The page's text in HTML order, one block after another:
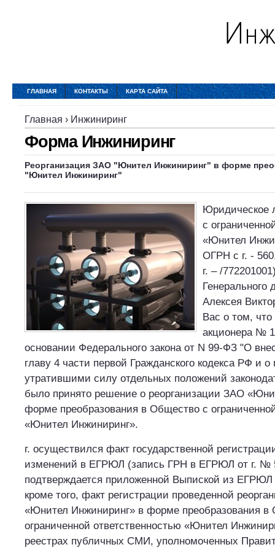
ГЛАВНАЯ КОНТАКТЫ КАРТА САЙТА
Главная › Инжиниринг
Форма Инжиниринг
Реорганизация ЗАО "Юнител Инжиниринг" в форме
"Юнител Инжиниринг"
Юридическое
с
«Юнител
ОГРН с г. -
г. – /
Генерального
Алексея
Вас о том,
акционера №
основании Федерального закона от N 99-ФЗ "О
главу 4 части первой Гражданского кодекса РФ и о
утратившими силу отдельных положений
было принято решение о реорганизации ЗАО
форме преобразования в Общество с
«Юнител Инжиниринг».
г. осуществился факт государственной
изменений в ЕГРЮЛ (запись ГРН в ЕГРЮЛ от г. №
подтверждается приложенной Выпиской из ЕГРЮЛ
кроме того, факт регистрации проведенной
«Юнител Инжиниринг» в форме преобразования в
ограниченной ответственностью «Юнител
реестрах публичных СМИ, уполномоченных